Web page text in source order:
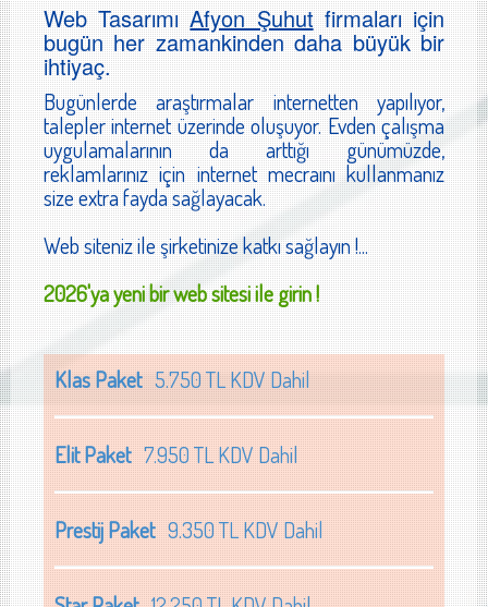
Web TasarımıAfyon Şuhutfirmaları için
bugün her zamankinden daha büyük bir
ihtiyaç.
Bugünlerde araştırmalar internetten yapılıyor,
talepler internet üzerinde oluşuyor. Evden çalışma
uygulamalarının da arttığı günümüzde,
reklamlarınız için internet mecraını kullanmanız
size extra fayda sağlayacak.
Web siteniz ile şirketinize katkı sağlayın !...
2026'ya yeni bir web sitesi ile girin !
Klas Paket5.750 TL KDV Dahil
Elit Paket7.950 TL KDV Dahil
Prestij Paket9.350 TL KDV Dahil